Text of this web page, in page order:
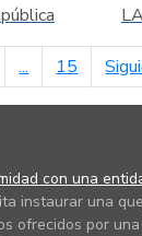
... 15
con una
instaurar una
ofrecidos por